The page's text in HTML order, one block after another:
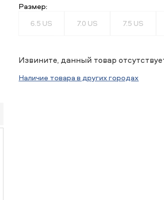
Размер:
6.5 US 7.0 US 7.5 US
Извините, данный товар
Наличие товара в других городах